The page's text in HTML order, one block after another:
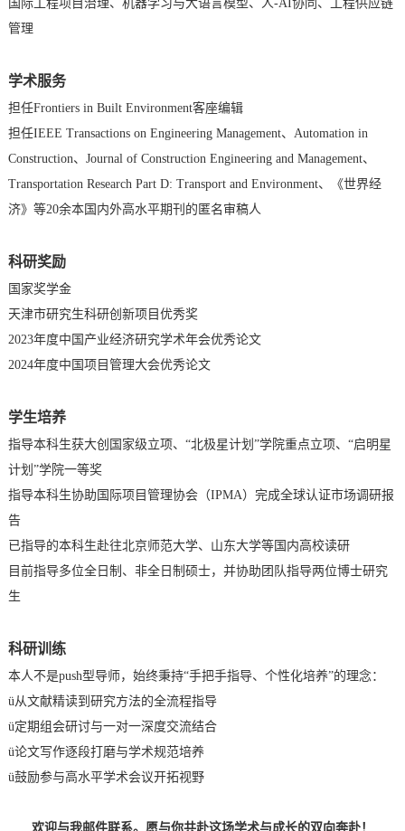
国际工程项目治理、机器学习与大语言模型、人-AI协同、工程供应链
管理
学术服务
担任Frontiers in Built Environment客座编辑
担任IEEE Transactions on Engineering Management、Automation in
Construction、Journal of Construction Engineering and Management、
Transportation Research Part D: Transport and Environment、《世界经
济》等20余本国内外高水平期刊的匿名审稿人
科研奖励
国家奖学金
天津市研究生科研创新项目优秀奖
2023年度中国产业经济研究学术年会优秀论文
2024年度中国项目管理大会优秀论文
学生培养
指导本科生获大创国家级立项、“北极星计划”学院重点立项、“启明星
计划”学院一等奖
指导本科生协助国际项目管理协会（IPMA）完成全球认证市场调研报
告
已指导的本科生赴往北京师范大学、山东大学等国内高校读研
目前指导多位全日制、非全日制硕士，并协助团队指导两位博士研究
生
科研训练
本人不是push型导师，始终秉持“手把手指导、个性化培养”的理念：
ü从文献精读到研究方法的全流程指导
ü定期组会研讨与一对一深度交流结合
ü论文写作逐段打磨与学术规范培养
ü鼓励参与高水平学术会议开拓视野
欢迎与我邮件联系。愿与你共赴这场学术与成长的双向奔赴！